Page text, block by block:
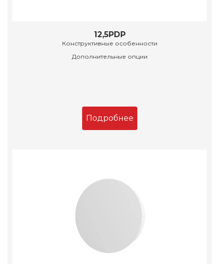
12,5PDP
Конструктивные особенности
Дополнительные опции
Подробнее